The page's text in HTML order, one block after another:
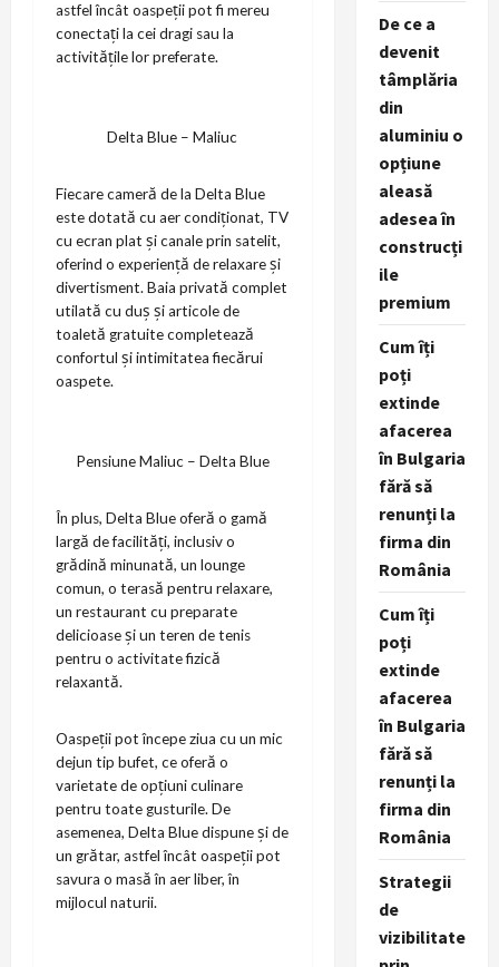
astfel încât oaspeții pot fi mereu
conectați la cei dragi sau la
activitățile lor preferate.
Delta Blue – Maliuc
Fiecare cameră de la Delta Blue
este dotată cu aer condiționat, TV
cu ecran plat și canale prin satelit,
oferind o experiență de relaxare și
divertisment. Baia privată complet
utilată cu duș și articole de
toaletă gratuite completează
confortul și intimitatea fiecărui
oaspete.
Pensiune Maliuc – Delta Blue
În plus, Delta Blue oferă o gamă
largă de facilități, inclusiv o
grădină minunată, un lounge
comun, o terasă pentru relaxare,
un restaurant cu preparate
delicioase și un teren de tenis
pentru o activitate fizică
relaxantă.
Oaspeții pot începe ziua cu un mic
dejun tip bufet, ce oferă o
varietate de opțiuni culinare
pentru toate gusturile. De
asemenea, Delta Blue dispune și de
un grătar, astfel încât oaspeții pot
savura o masă în aer liber, în
mijlocul naturii.
De ce a
devenit
tâmplăria
din
aluminiu o
opțiune
aleasă
adesea în
construcți
ile
premium
Cum îți
poți
extinde
afacerea
în Bulgaria
fără să
renunți la
firma din
România
Cum îți
poți
extinde
afacerea
în Bulgaria
fără să
renunți la
firma din
România
Strategii
de
vizibilitate